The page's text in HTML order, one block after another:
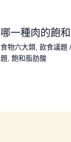
哪一種肉的飽
食物六大類 ,飲食議題
題 ,飽和脂肪酸